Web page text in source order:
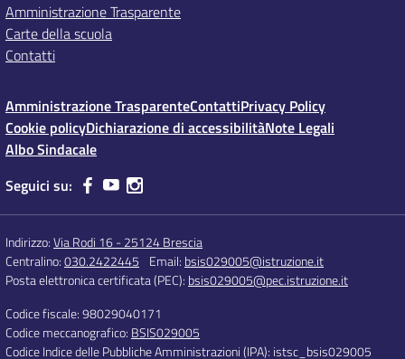
Amministrazione Trasparente
Carte della scuola
Contatti
Amministrazione TrasparenteContattiPrivacy Policy
Cookie policyDichiarazione di accessibilitàNote Legali
Albo Sindacale
Seguici su:
Indirizzo:Via Rodi 16 - 25124 Brescia
Centralino:030.2422445 Email: bsis029005@istruzione.it
Posta elettronica certificata (PEC): bsis029005@pec.istruzione.it
Codice fiscale: 98029040171
Codice meccanografico: BSIS029005
Codice Indice delle Pubbliche Amministrazioni (IPA): istsc_bsis029005